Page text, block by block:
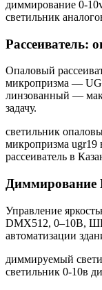
диммирование 0-
светильник
Рассеиватель:
Опаловый
микропризма —
линзованный —
задачу.
светильник
микропризма ugr19
рассеиватель в
Управление
DMX512, 0–10В,
автоматизации
диммируемый
светильник 0-10в